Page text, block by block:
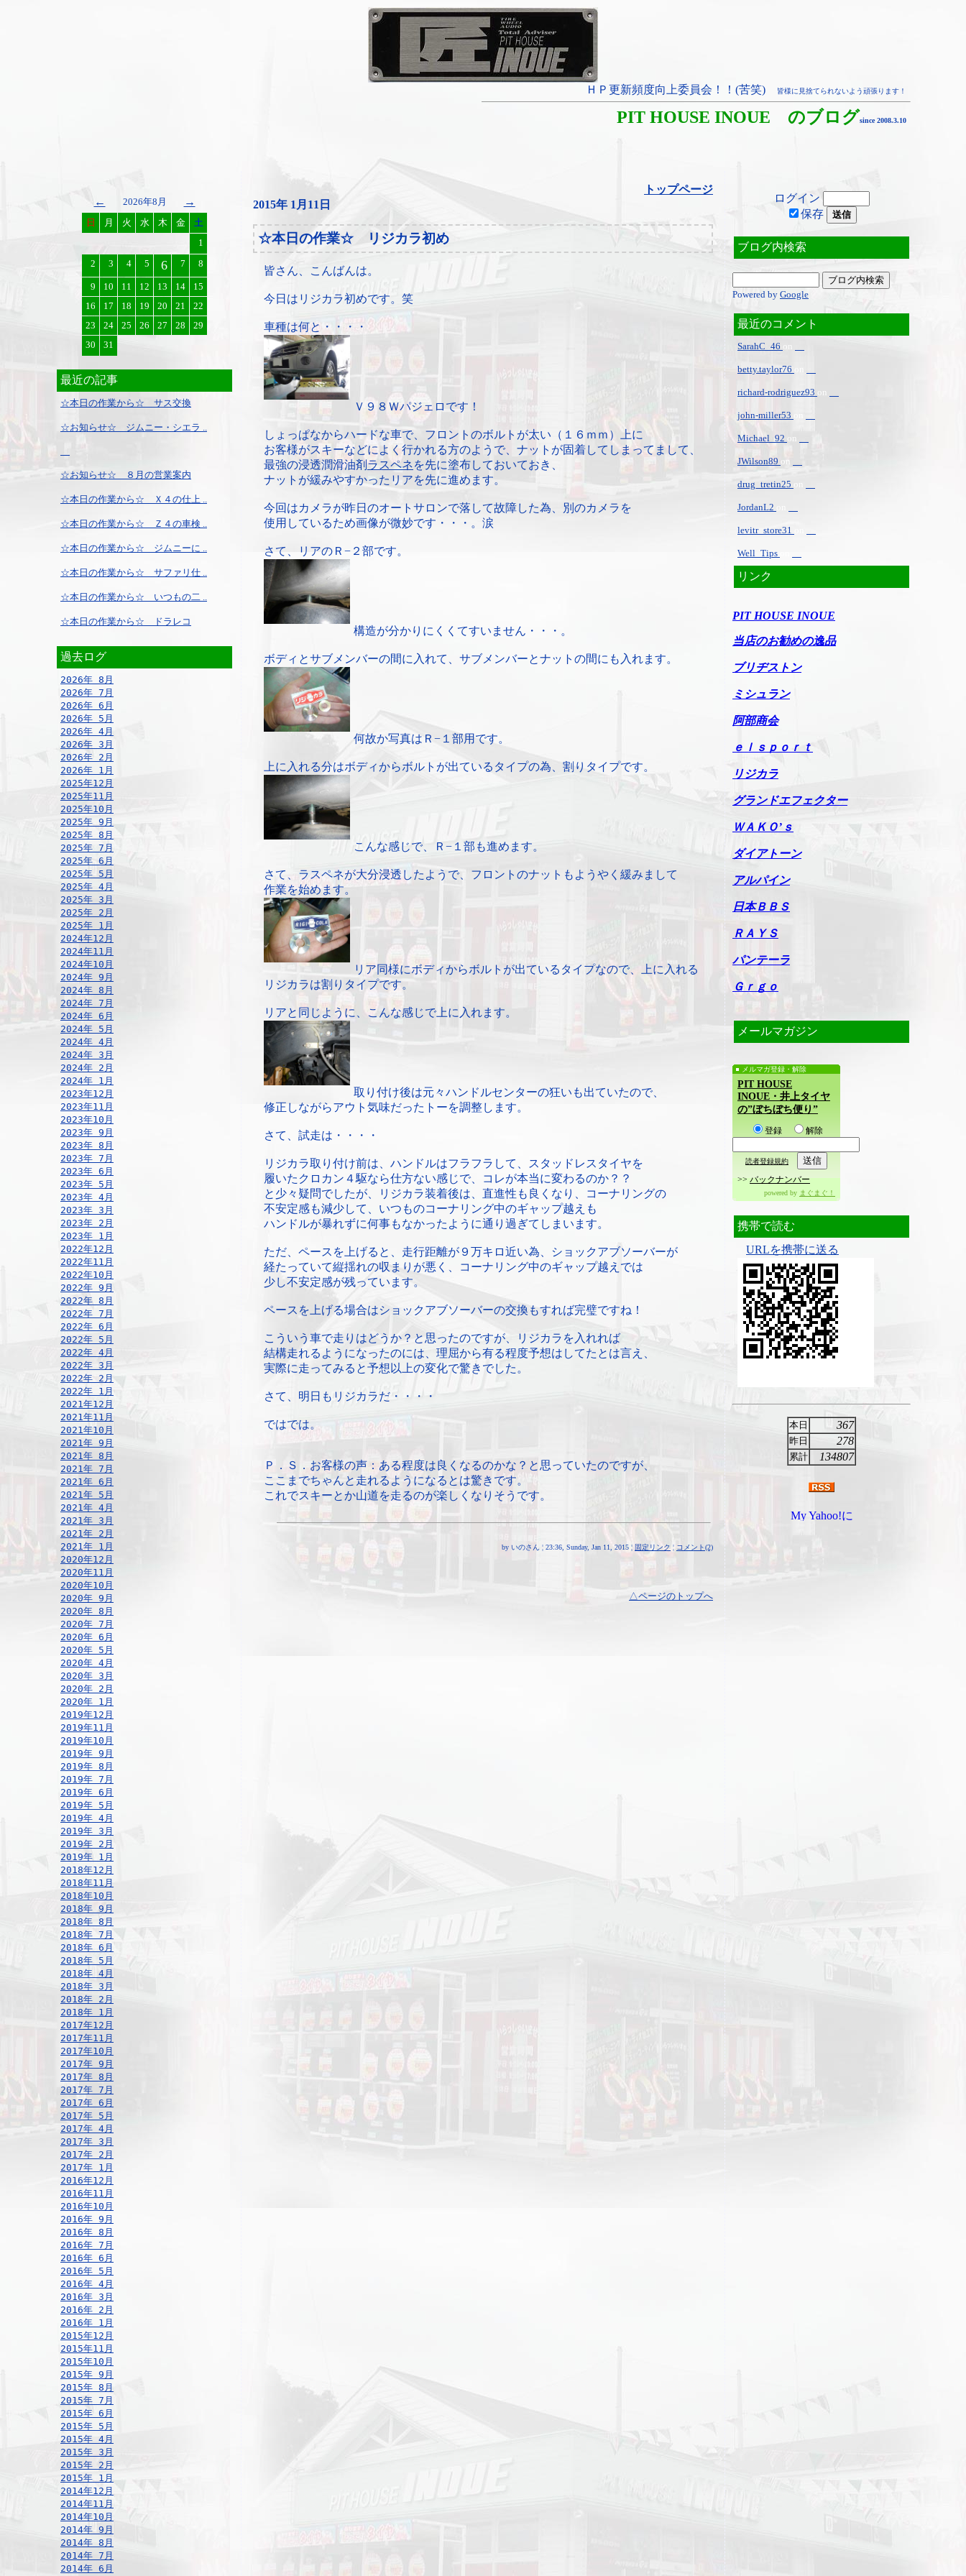
ＨＰ更新頻度向上委員会！！(苦笑) 皆様に見捨てられないよう頑張ります！
PIT HOUSE INOUE のブログsince 2008.3.10
← 2026年8月 →
日 月 火 水 木 金
土
1
2
3 4 5 6 7 8
9 10 11 12 13 14
15
16
17 18 19 20 21
22
23
24 25 26 27 28
29
30
31
最近の記事
☆本日の作業から☆ サス交換
☆お知らせ☆ ジムニー・シエラ ..
☆お知らせ☆ ８月の営業案内
☆本日の作業から☆ Ｘ４の仕上 ..
☆本日の作業から☆ Ｚ４の車検 ..
☆本日の作業から☆ ジムニーに ..
☆本日の作業から☆ サファリ仕 ..
☆本日の作業から☆ いつもの二 ..
☆本日の作業から☆ ドラレコ
過去ログ
2026年 8月
2026年 7月
2026年 6月
2026年 5月
2026年 4月
2026年 3月
2026年 2月
2026年 1月
2025年12月
2025年11月
2025年10月
2025年 9月
2025年 8月
2025年 7月
2025年 6月
2025年 5月
2025年 4月
2025年 3月
2025年 2月
2025年 1月
2024年12月
2024年11月
2024年10月
2024年 9月
2024年 8月
2024年 7月
2024年 6月
2024年 5月
2024年 4月
2024年 3月
2024年 2月
2024年 1月
2023年12月
2023年11月
2023年10月
2023年 9月
2023年 8月
2023年 7月
2023年 6月
2023年 5月
2023年 4月
2023年 3月
2023年 2月
2023年 1月
2022年12月
2022年11月
2022年10月
2022年 9月
2022年 8月
2022年 7月
2022年 6月
2022年 5月
2022年 4月
2022年 3月
2022年 2月
2022年 1月
2021年12月
2021年11月
2021年10月
2021年 9月
2021年 8月
2021年 7月
2021年 6月
2021年 5月
2021年 4月
2021年 3月
2021年 2月
2021年 1月
2020年12月
2020年11月
2020年10月
2020年 9月
2020年 8月
2020年 7月
2020年 6月
2020年 5月
2020年 4月
2020年 3月
2020年 2月
2020年 1月
2019年12月
2019年11月
2019年10月
2019年 9月
2019年 8月
2019年 7月
2019年 6月
2019年 5月
2019年 4月
2019年 3月
2019年 2月
2019年 1月
2018年12月
2018年11月
2018年10月
2018年 9月
2018年 8月
2018年 7月
2018年 6月
2018年 5月
2018年 4月
2018年 3月
2018年 2月
2018年 1月
2017年12月
2017年11月
2017年10月
2017年 9月
2017年 8月
2017年 7月
2017年 6月
2017年 5月
2017年 4月
2017年 3月
2017年 2月
2017年 1月
2016年12月
2016年11月
2016年10月
2016年 9月
2016年 8月
2016年 7月
2016年 6月
2016年 5月
2016年 4月
2016年 3月
2016年 2月
2016年 1月
2015年12月
2015年11月
2015年10月
2015年 9月
2015年 8月
2015年 7月
2015年 6月
2015年 5月
2015年 4月
2015年 3月
2015年 2月
2015年 1月
2014年12月
2014年11月
2014年10月
2014年 9月
2014年 8月
2014年 7月
2014年 6月
トップページ
2015年 1月11日
☆本日の作業☆ リジカラ初め
皆さん、こんばんは。
今日はリジカラ初めです。笑
車種は何と・・・・
Ｖ９８Ｗパジェロです！
しょっぱなからハードな車で、フロントのボルトが太い（１６ｍｍ）上に
お客様がスキーなどによく行かれる方のようで、ナットが固着してしまってまして、
最強の浸透潤滑油剤ラスペネを先に塗布しておいておき、
ナットが緩みやすかったリアを先に進めます。
今回はカメラが昨日のオートサロンで落して故障した為、別のカメラを
使用しているため画像が微妙です・・・。涙
さて、リアのＲ−２部です。
構造が分かりにくくてすいません・・・。
ボディとサブメンバーの間に入れて、サブメンバーとナットの間にも入れます。
何故か写真はＲ−１部用です。
上に入れる分はボディからボルトが出ているタイプの為、割りタイプです。
こんな感じで、Ｒ−１部も進めます。
さて、ラスペネが大分浸透したようで、フロントのナットもようやく緩みまして
作業を始めます。
リア同様にボディからボルトが出ているタイプなので、上に入れる
リジカラは割りタイプです。
リアと同じように、こんな感じで上に入れます。
取り付け後は元々ハンドルセンターの狂いも出ていたので、
修正しながらアウト気味だったトーを調整します。
さて、試走は・・・・
リジカラ取り付け前は、ハンドルはフラフラして、スタッドレスタイヤを
履いたクロカン４駆なら仕方ない感じで、コレが本当に変わるのか？？
と少々疑問でしたが、リジカラ装着後は、直進性も良くなり、コーナリングの
不安定感も減少して、いつものコーナリング中のギャップ越えも
ハンドルが暴れずに何事もなかったように通り過ぎてしまいます。
ただ、ペースを上げると、走行距離が９万キロ近い為、ショックアブソーバーが
経たっていて縦揺れの収まりが悪く、コーナリング中のギャップ越えでは
少し不安定感が残っています。
ペースを上げる場合はショックアブソーバーの交換もすれば完璧ですね！
こういう車で走りはどうか？と思ったのですが、リジカラを入れれば
結構走れるようになったのには、理屈から有る程度予想はしてたとは言え、
実際に走ってみると予想以上の変化で驚きでした。
さて、明日もリジカラだ・・・・
ではでは。
Ｐ．Ｓ．お客様の声：ある程度は良くなるのかな？と思っていたのですが、
ここまでちゃんと走れるようになるとは驚きです。
これでスキーとか山道を走るのが楽しくなりそうです。
by いのさん ¦ 23:36, Sunday, Jan 11, 2015 ¦ 固定リンク ¦ コメント(2)
△ページのトップへ
ログイン
保存
ブログ内検索
Powered by Google
最近のコメント
SarahC_46 on
betty.taylor76
richard-rodriguez93 on
john-miller53
Michael_92 on
JWilson89 on
drug_tretin25 on
JordanL2
levitr_store31
Well_Tips
リンク
PIT HOUSE INOUE
当店のお勧めの逸品
ブリヂストン
ミシュラン
阿部商会
ｅｌｓｐｏｒｔ
リジカラ
グランドエフェクター
ＷＡＫＯ’ｓ
ダイアトーン
アルパイン
日本ＢＢＳ
ＲＡＹＳ
パンテーラ
Ｇｒｇｏ
メールマガジン
メルマガ登録・解除
PIT HOUSE
INOUE・井上タイヤ
の”ぼちぼち便り”
登録 解除
読者登録規約
>> バックナンバー
powered by まぐまぐ！
携帯で読む
URLを携帯に送る
本日 367
昨日 278
累計 134807